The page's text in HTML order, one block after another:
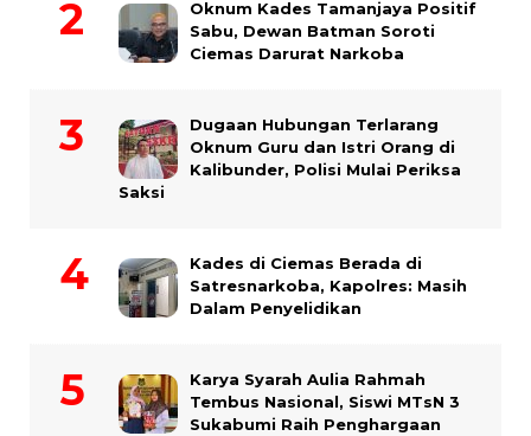
Oknum Kades Tamanjaya Positif
Sabu, Dewan Batman Soroti
Ciemas Darurat Narkoba
Dugaan Hubungan Terlarang
Oknum Guru dan Istri Orang di
Kalibunder, Polisi Mulai Periksa
Saksi
Kades di Ciemas Berada di
Satresnarkoba, Kapolres: Masih
Dalam Penyelidikan
Karya Syarah Aulia Rahmah
Tembus Nasional, Siswi MTsN 3
Sukabumi Raih Penghargaan